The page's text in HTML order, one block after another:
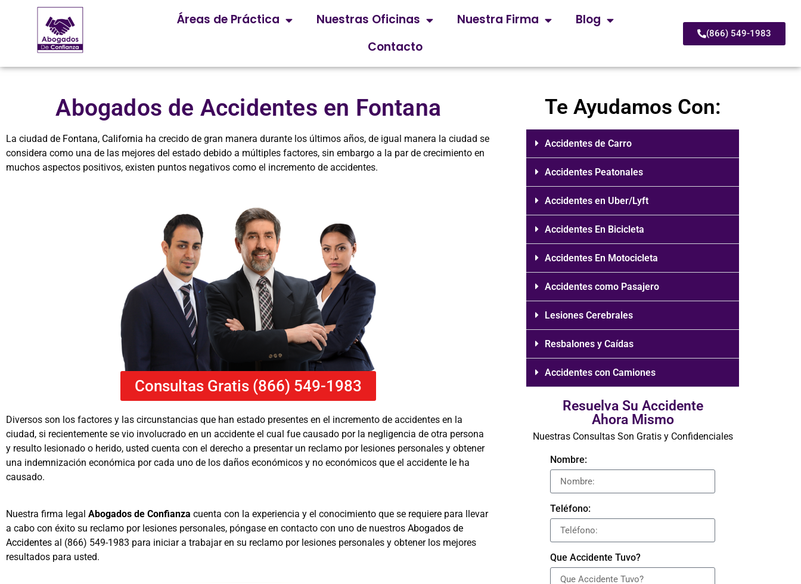
Áreas de Práctica Nuestras Oficinas Nuestra Firma
Blog
Contacto
(866) 549-1983
Abogados de Accidentes en Fontana
La ciudad de Fontana, California ha crecido de gran manera durante los últimos años, de igual manera la ciudad se
considera como una de las mejores del estado debido a múltiples factores, sin embargo a la par de crecimiento en
muchos aspectos positivos, existen puntos negativos como el incremento de accidentes.
Consultas Gratis (866) 549-1983
Diversos son los factores y las circunstancias que han estado presentes en el incremento de accidentes en la
ciudad, si recientemente se vio involucrado en un accidente el cual fue causado por la negligencia de otra persona
y resulto lesionado o herido, usted cuenta con el derecho a presentar un reclamo por lesiones personales y obtener
una indemnización económica por cada uno de los daños económicos y no económicos que el accidente le ha
causado.
Nuestra firma legal Abogados de Confianza cuenta con la experiencia y el conocimiento que se requiere para llevar
a cabo con éxito su reclamo por lesiones personales, póngase en contacto con uno de nuestros Abogados de
Accidentes al (866) 549-1983 para iniciar a trabajar en su reclamo por lesiones personales y obtener los mejores
resultados para usted.
Te Ayudamos Con:
Accidentes de Carro
Accidentes Peatonales
Accidentes en Uber/Lyft
Accidentes En Bicicleta
Accidentes En Motocicleta
Accidentes como Pasajero
Lesiones Cerebrales
Resbalones y Caídas
Accidentes con Camiones
Resuelva Su Accidente
Ahora Mismo
Nuestras Consultas Son Gratis y Confidenciales
Nombre:
Teléfono:
Que Accidente Tuvo?